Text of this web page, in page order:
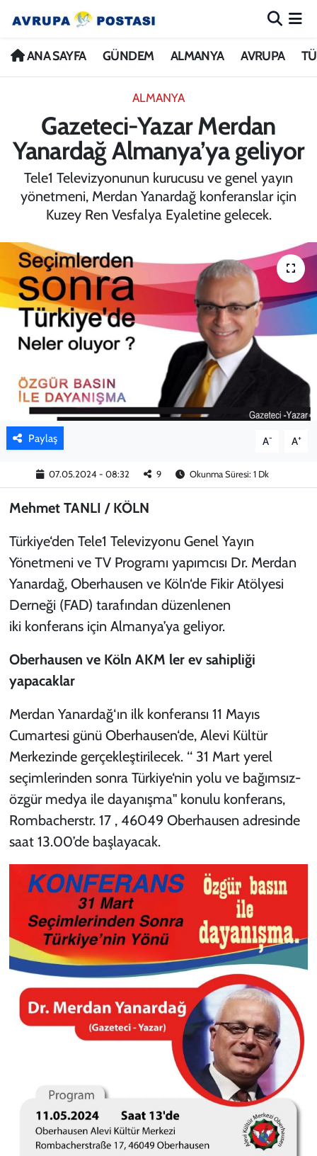
ANA SAYFA GÜNDEM ALMANYA AVRUPA
ALMANYA
Gazeteci-Yazar Merdan
Yanardağ Almanya’ya geliyor
Tele1 Televizyonunun kurucusu ve genel yayın
yönetmeni, Merdan Yanardağ konferanslar için
Kuzey Ren Vesfalya Eyaletine gelecek.
Paylaş A- A+
07.05.2024 - 08:32 9 Okunma Süresi: 1 Dk
Mehmet TANLI / KÖLN
Türkiye‘den Tele1 Televizyonu Genel Yayın
Yönetmeni ve TV Programı yapımcısı Dr. Merdan
Yanardağ, Oberhausen ve Köln‘de Fikir Atölyesi
Derneği (FAD) tarafından düzenlenen
iki konferans için Almanya’ya geliyor.
Oberhausen ve Köln AKM ler ev sahipliği
yapacaklar
Merdan Yanardağ‘ın ilk konferansı 11 Mayıs
Cumartesi günü Oberhausen‘de, Alevi Kültür
Merkezinde gerçekleştirilecek. ‘‘ 31 Mart yerel
seçimlerinden sonra Türkiye‘nin yolu ve bağımsız-
özgür medya ile dayanışma" konulu konferans,
Rombacherstr. 17 , 46049 Oberhausen adresinde
saat 13.00’de başlayacak.
ANA SAYFA
ALMANYA
AVRUPA
TÜRKİYE
KÜLTÜR
SPOR
KADIN
YAZARLAR
Nöbetçi Eczaneler
İstanbul Namaz Vakitleri
Trafik Durumu
Avrupa Ligi Puan Durumu ve Fikstür
Son Dakika Haberleri
Haber Arşivi